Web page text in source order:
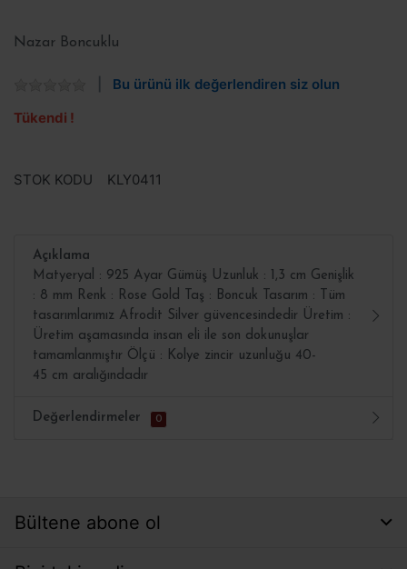
Nazar Boncuklu
Bu ürünü ilk değerlendiren siz olun
Tükendi !
STOK KODU KLY0411
Açıklama
Matyeryal : 925 Ayar Gümüş Uzunluk : 1,3 cm Genişlik
: 8 mm Renk : Rose Gold Taş : Boncuk Tasarım : Tüm
tasarımlarımız Afrodit Silver güvencesindedir Üretim :
Üretim aşamasında insan eli ile son dokunuşlar
tamamlanmıştır Ölçü : Kolye zincir uzunluğu 40-
45 cm aralığındadır
Değerlendirmeler 0
Bültene abone ol